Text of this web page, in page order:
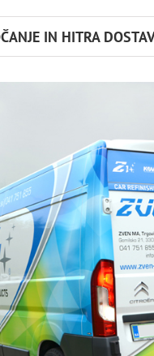
IN HITRA